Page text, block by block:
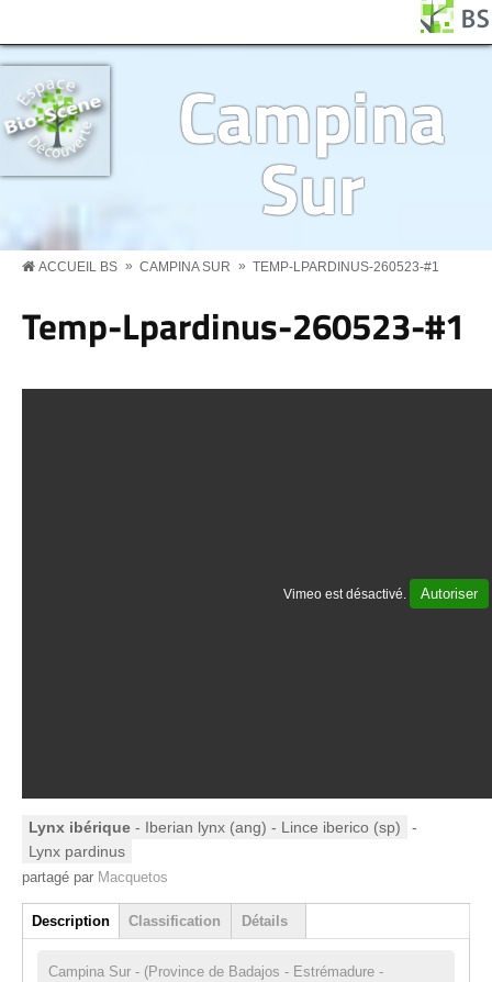
Campina
Sur
BS MENU
ACCUEIL BS » CAMPINA SUR » TEMP-LPARDINUS-260523-#1
Temp-Lpardinus-260523-#1
Vimeo est désactivé. Autoriser
Lynx ibérique - Iberian lynx (ang) - Lince iberico (sp)
-
Lynx pardinus
partagé par Macquetos
Group
Description
(onglet actif)
Classification Détails
Campina Sur - (Province de Badajos - Estrémadure -